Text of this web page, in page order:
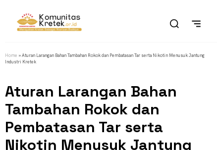
Home »Aturan Larangan Bahan Tambahan Rokok dan Pembatasan Tar serta Nikotin Menusuk Jantung
Industri Kretek
Aturan Larangan Bahan
Tambahan Rokok dan
Pembatasan Tar serta
Nikotin Menusuk Jantung